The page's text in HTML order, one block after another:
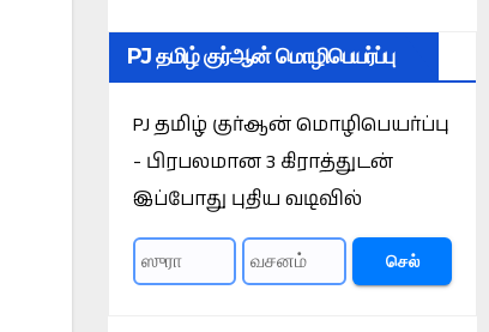
PJ தமிழ் குர்ஆன் மொழிபெயர்ப்பு
PJ தமிழ் குர்ஆன் மொழிபெயர்ப்பு
- பிரபலமான 3 கிராத்துடன்
இப்போது புதிய வடிவில்
செல்